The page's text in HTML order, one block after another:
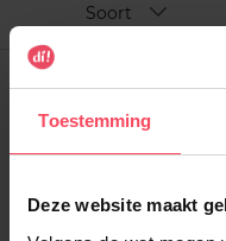
Toestemming
Deze website maakt
Soort